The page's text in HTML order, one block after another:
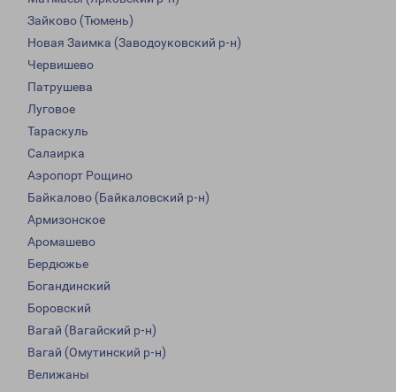
Зайково (Тюмень)
Новая Заимка (Заводоуковский р-н)
Червишево
Патрушева
Луговое
Тараскуль
Салаирка
Аэропорт Рощино
Байкалово (Байкаловский р-н)
Армизонское
Аромашево
Бердюжье
Богандинский
Боровский
Вагай (Вагайский р-н)
Вагай (Омутинский р-н)
Велижаны